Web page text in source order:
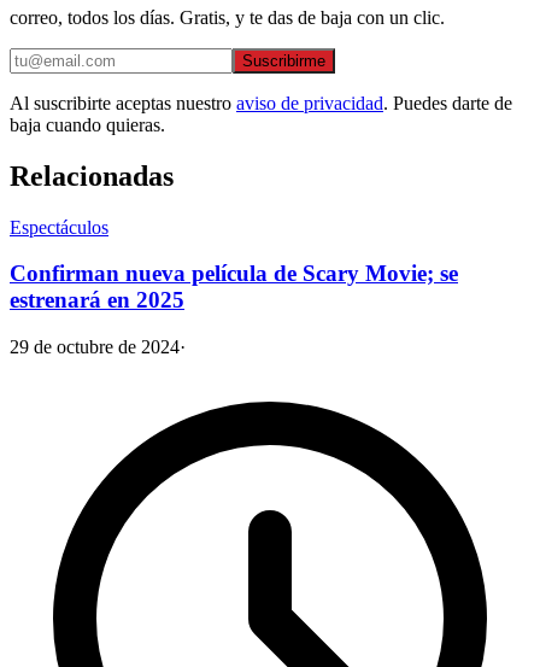
correo, todos los días. Gratis, y te das de baja con un clic.
Suscribirme
Al suscribirte aceptas nuestro aviso de privacidad. Puedes darte de
baja cuando quieras.
Relacionadas
Espectáculos
Confirman nueva película de Scary Movie; se
estrenará en 2025
29 de octubre de 2024·